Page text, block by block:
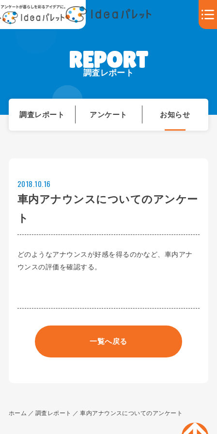
調査レポート
調査レポート アンケート お知らせ
車内アナウンスについてのアンケー
ト
2018.10.16
どのようなアナウンスが好感を得るのかなど、車内アナ
ウンスの評価を確認する。
一覧へ戻る
ホーム 調査レポート 車内アナウンスについてのアンケート